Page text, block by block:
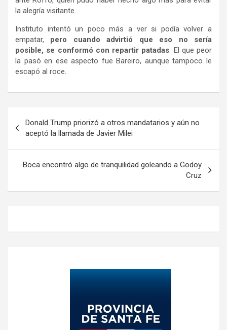
la alegría visitante.
Instituto intentó un poco más a ver si podía volver a
empatar, pero cuando advirtió que eso no sería
posible, se conformó con repartir patadas. El que peor
la pasó en ese aspecto fue Bareiro, aunque tampoco le
escapó al roce.
de
entradas
Donald Trump priorizó a otros mandatarios y aún no
aceptó la llamada de Javier Milei
Boca encontró algo de tranquilidad goleando a Godoy
Cruz